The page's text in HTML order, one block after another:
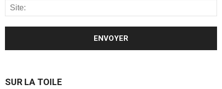
SUR LA TOILE